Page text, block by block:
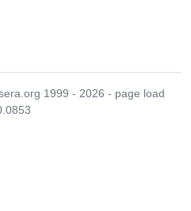
1999 - 2026 - page load